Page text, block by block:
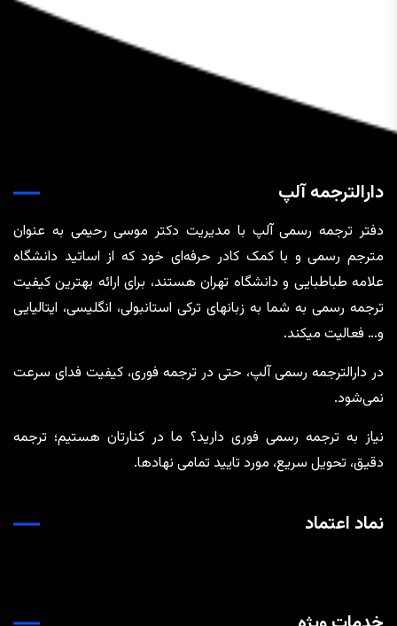
دارالترجمه آلپ
دفتر ترجمه رسمی آلپ با مدیریت دکتر موسی رحیمی به عنوان
مترجم رسمی و با کمک کادر حرفه‌ای خود که از اساتید دانشگاه
علامه طباطبایی و دانشگاه تهران هستند، برای ارائه بهترین کیفیت
ترجمه رسمی به شما به زبانهای ترکی استانبولی، انگلیسی، ایتالیایی
و… فعالیت میکند.
در دارالترجمه رسمی آلپ، حتی در ترجمه‌ فوری، کیفیت فدای سرعت
نمی‌شود.
نیاز به ترجمه رسمی فوری دارید؟ ما در کنارتان هستیم؛ ترجمه
دقیق، تحویل سریع، مورد تایید تمامی نهادها.
نماد اعتماد